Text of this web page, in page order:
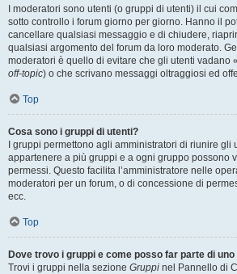
I moderatori sono utenti (o gruppi di utenti) il cui
sotto controllo i forum giorno per giorno. Hanno il
cancellare qualsiasi messaggio e di chiudere,
qualsiasi argomento del forum da loro moderato.
moderatori è quello di evitare che gli utenti vadano
off-topic) o che scrivano messaggi oltraggiosi ed
Top
Cosa sono i gruppi di utenti?
I gruppi permettono agli amministratori di riunire gli
appartenere a più gruppi e a ogni gruppo possono
permessi. Questo facilita l’amministratore nelle
moderatori per un forum, o di concessione di
ecc.
Top
Dove trovo i gruppi e come posso far parte di
Trovi i gruppi nella sezione Gruppi nel Pannello di